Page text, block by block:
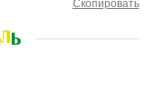
Скопировать